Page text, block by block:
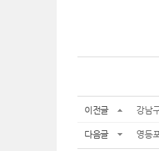
이전글 강남
다음글 영등